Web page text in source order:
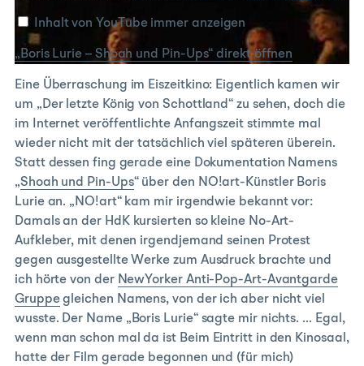
Shoah
und
Pin-
von
YouTube
anzeigen
Inhalt von YouTube immer anzeigen
„Boris Lurie – Shoah und Pin-Ups“ direkt öffnen
Eine Überraschung im Eiszeitkino: Eigentlich kamen wir
um „Der letzte König von Schottland“ zu sehen, doch die
im Internet veröffentlichte Anfangszeit stimmte mal
wieder nicht mit der tatsächlich viel späteren überein.
Statt dessen fing gerade eine Dokumentation Namens
„Shoah und Pin-Ups“ über den NO!art-Künstler Boris
Lurie an. „NO!art“ kam mir irgendwie bekannt vor:
Damals an der HdK kursierten so kleine No-Art-
Aufkleber, mit denen irgendjemand seinen Protest
gegen ausgestellte Werke zum Ausdruck brachte und
ich hörte von der NewYorker Anti-Pop-Art-Avantgarde
Gruppegleichen Namens, von der ich aber nicht viel
wusste. Der Name „Boris Lurie“ sagte mir nichts. … Egal,
wenn man schon mal da ist Beim Eintritt in den Kinosaal,
hatte der Film gerade begonnen und (für mich)